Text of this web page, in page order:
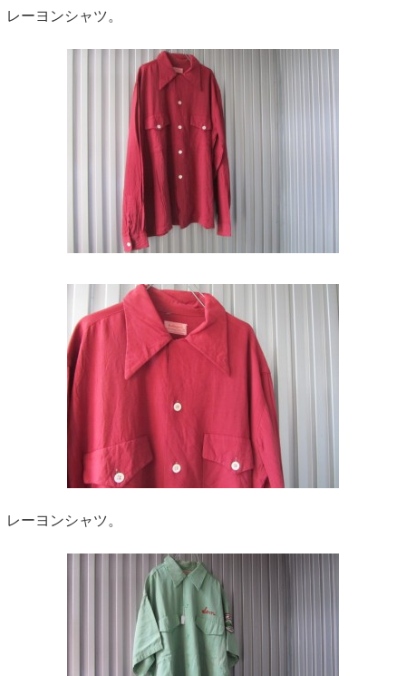
レーヨンシャツ。
レーヨンシャツ。